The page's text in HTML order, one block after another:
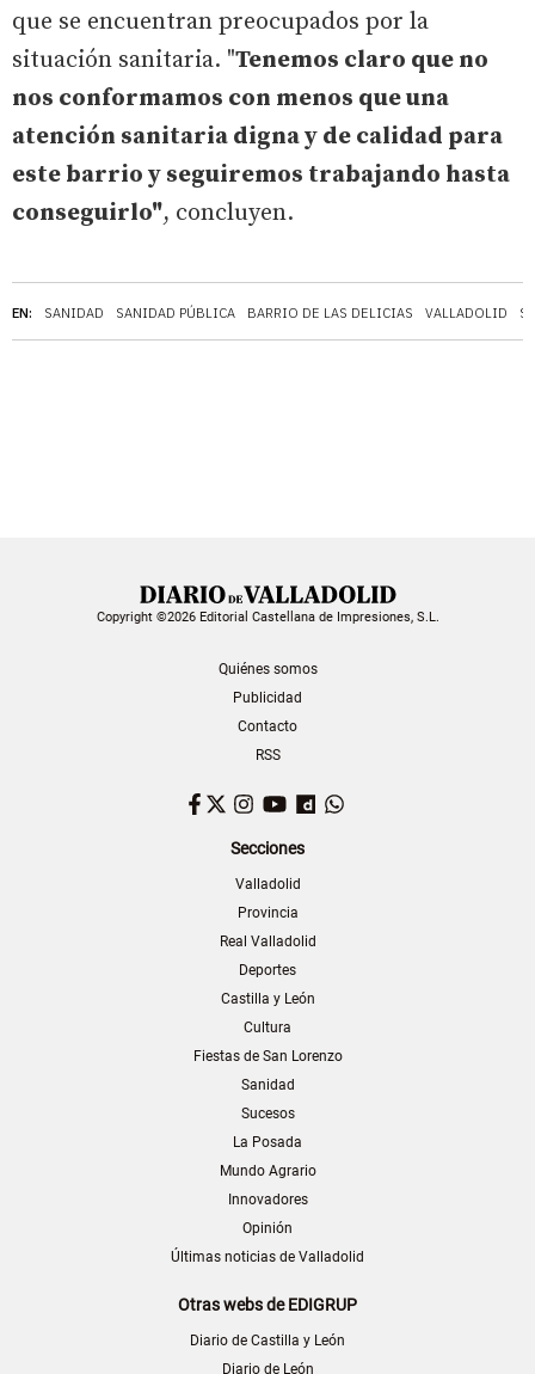
EN: SANIDAD SANIDAD PÚBLICA BARRIO DE LAS DELICIAS VALLADOLID
que se encuentran preocupados por la
situación sanitaria. "Tenemos claro que no
nos conformamos con menos que una
atención sanitaria digna y de calidad para
este barrio y seguiremos trabajando hasta
conseguirlo", concluyen.
Copyright ©2026 Editorial Castellana de Impresiones, S.L.
Quiénes somos
Publicidad
Contacto
RSS
Facebook
TwitterInstagram
YouTubeDailymotion
Secciones
Valladolid
Provincia
Real Valladolid
Deportes
Castilla y León
Cultura
Fiestas de San Lorenzo
Sanidad
Sucesos
La Posada
Mundo Agrario
Innovadores
Opinión
Últimas noticias de Valladolid
Otras webs de EDIGRUP
Diario de Castilla y León
Diario de León